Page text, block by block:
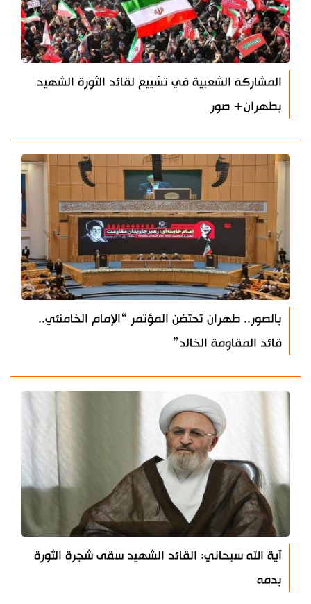
المشاركة الشعبية في تشييع لقائد الثورة الشهيد
بطهران+ صور
بالصور.. طهران تحتضن المؤتمر “الإمام الخامنئي..
قائد المقاومة الخالد”
آية الله سبحاني: القائد الشهيد سقى شجرة الثورة
بدمه